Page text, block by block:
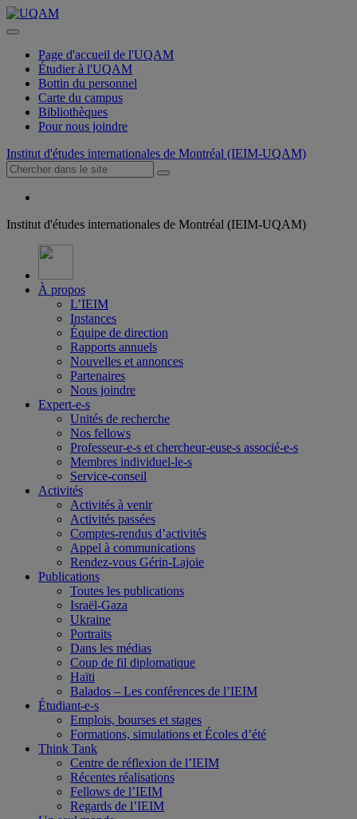
Page d'accueil de l'UQAM
Étudier à l'UQAM
Bottin du personnel
Carte du campus
Bibliothèques
Pour nous joindre
Institut d'études internationales de Montréal (IEIM-UQAM)
Institut d'études internationales de Montréal (IEIM-UQAM)
À propos
L’IEIM
Instances
Équipe de direction
Rapports annuels
Nouvelles et annonces
Partenaires
Nous joindre
Expert-e-s
Unités de recherche
Nos fellows
Professeur-e-s et chercheur-euse-s associé-e-s
Membres individuel-le-s
Service-conseil
Activités
Activités à venir
Activités passées
Comptes-rendus d’activités
Appel à communications
Rendez-vous Gérin-Lajoie
Publications
Toutes les publications
Israël-Gaza
Ukraine
Portraits
Dans les médias
Coup de fil diplomatique
Haïti
Balados – Les conférences de l’IEIM
Étudiant-e-s
Emplois, bourses et stages
Formations, simulations et Écoles d’été
Think Tank
Centre de réflexion de l’IEIM
Récentes réalisations
Fellows de l’IEIM
Regards de l’IEIM